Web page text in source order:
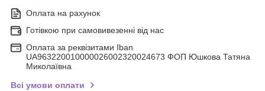
Оплата на рахунок
Готівкою при самовивезенні від нас
Оплата за реквізитами Iban
UA963220010000026002320024673 ФОП Юшкова Татяна
Миколаївна
Всі умови оплати